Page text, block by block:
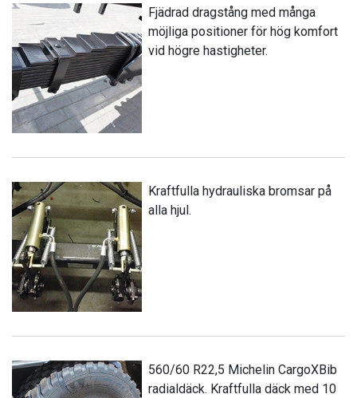
Fjädrad dragstång med många
möjliga positioner för hög komfort
vid högre hastigheter.
Kraftfulla hydrauliska bromsar på
alla hjul.
560/60 R22,5 Michelin CargoXBib
radialdäck. Kraftfulla däck med 10